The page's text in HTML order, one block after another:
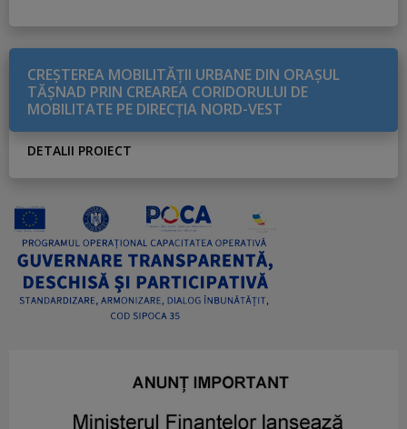
CREŞTEREA MOBILITĂŢII URBANE DIN ORAŞUL
TĂŞNAD PRIN CREAREA CORIDORULUI DE
MOBILITATE PE DIRECŢIA NORD-VEST
DETALII PROIECT